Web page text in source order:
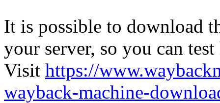
It is possible to download
your server, so you can
Visit https://
wayback-machine-